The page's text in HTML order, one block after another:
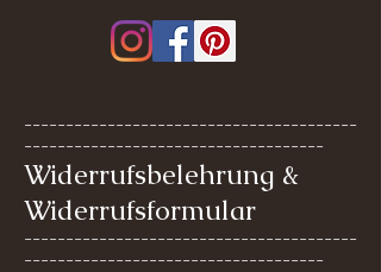
----------------------------------------
------------------------------------
Widerrufsbelehrung &
Widerrufsformular
----------------------------------------
------------------------------------